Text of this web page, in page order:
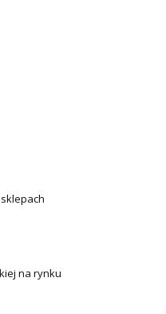
na rynku